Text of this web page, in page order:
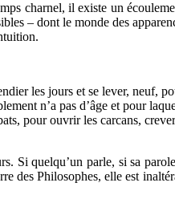
charnel, il existe un
– dont le monde des
les jours et se lever, neuf,
n’a pas d’âge et pour
pour ouvrir les carcans,
Si quelqu’un parle, si sa
Philosophes, elle est